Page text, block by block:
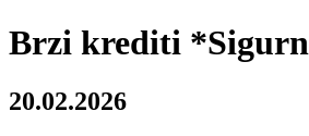
Brzi krediti
20.02.2026